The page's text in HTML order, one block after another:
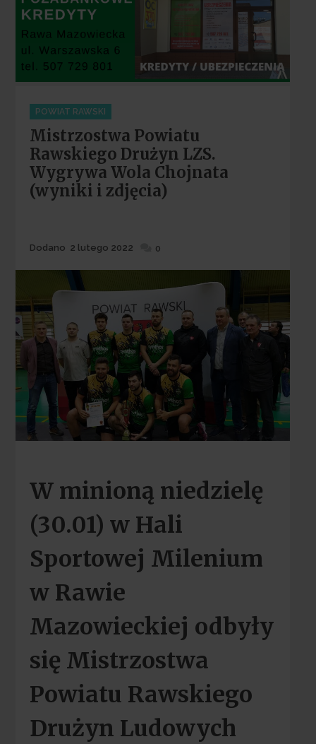
Categories
POWIAT RAWSKI
Mistrzostwa Powiatu
Rawskiego Drużyn LZS.
Wygrywa Wola Chojnata
(wyniki i zdjęcia)
Dodane
Dodano 2 lutego 2022 0
W minioną niedzielę
(30.01) w Hali
Sportowej Milenium
w Rawie
Mazowieckiej odbyły
się Mistrzostwa
Powiatu Rawskiego
Drużyn Ludowych